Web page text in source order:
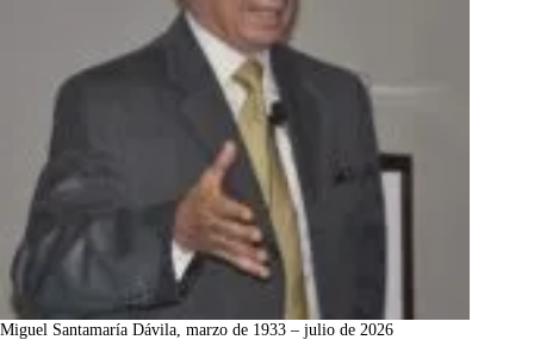
Miguel Santamaría Dávila, marzo de 1933 – julio de 2026